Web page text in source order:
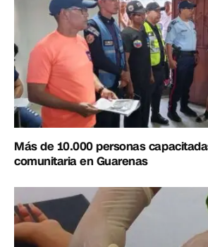
Más de 10.000 personas
comunitaria en Guarenas